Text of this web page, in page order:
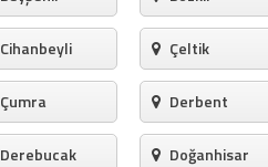
Cihanbeyli Çeltik
Çumra Derbent
Derebucak Doğanhisar